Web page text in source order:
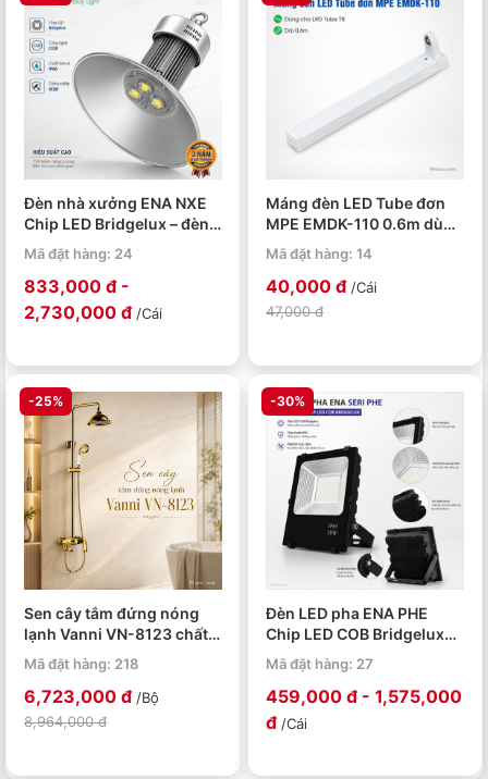
Đèn nhà xưởng ENA NXE
Chip LED Bridgelux – đèn
LED Highbay 50W đến
250W
Mã đặt hàng: 24
833,000 đ -
2,730,000 đ /Cái
Máng đèn LED Tube đơn
MPE EMDK-110 0.6m dùng
cho bóng T8
Mã đặt hàng: 14
40,000 đ /Cái
47,000 đ
-25%
Sen cây tắm đứng nóng
lạnh Vanni VN-8123 chất
liệu đồng thau mạ vàng
Mã đặt hàng: 218
6,723,000 đ /Bộ
8,964,000 đ
-30%
Đèn LED pha ENA PHE
Chip LED COB Bridgelux
50W 100W 150W 200W
Mã đặt hàng: 27
459,000 đ - 1,575,000
đ /Cái